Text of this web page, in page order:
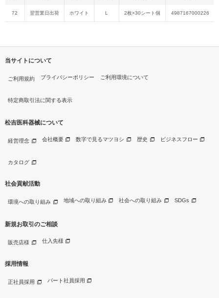
72 翌営業日出荷 ホワイト L 2枚×30シート個 4987167000226
当サイトについて
ご利用規約 プライバシーポリシー ご利用環境について
特定商取引法に関する表示
松吉医科器械について
経営理念 会社概要 数字で見るマツヨシ 歴史 ビジネスフロー
カタログ
社会貢献活動
環境への取り組み 地域への取り組み 社会への取り組み SDGs
新規お取引のご相談
販売店様 仕入先様
採用情報
正社員採用 パート社員採用